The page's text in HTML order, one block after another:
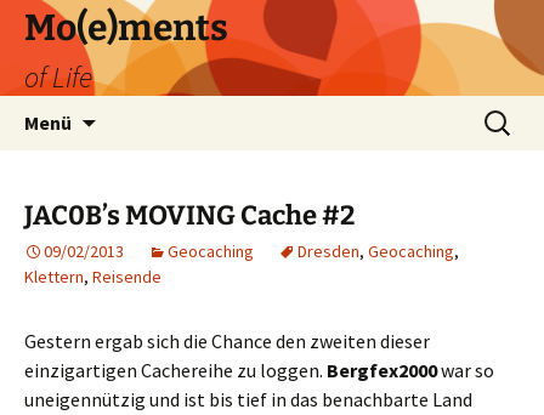
Zum
Inhalt
springen
Mo(e)ments
of Life
Menü
Suchen
nach:
JAC0B’s MOVING Cache #2
09/02/2013 Geocaching Dresden, Geocaching,
Klettern, Reisende
Gestern ergab sich die Chance den zweiten dieser
einzigartigen Cachereihe zu loggen. Bergfex2000war so
uneigennützig und ist bis tief in das benachbarte Land